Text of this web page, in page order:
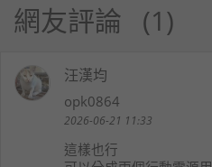
網友評論 1
汪漢均
opk0864
2026-06-21 11:33
這樣也行